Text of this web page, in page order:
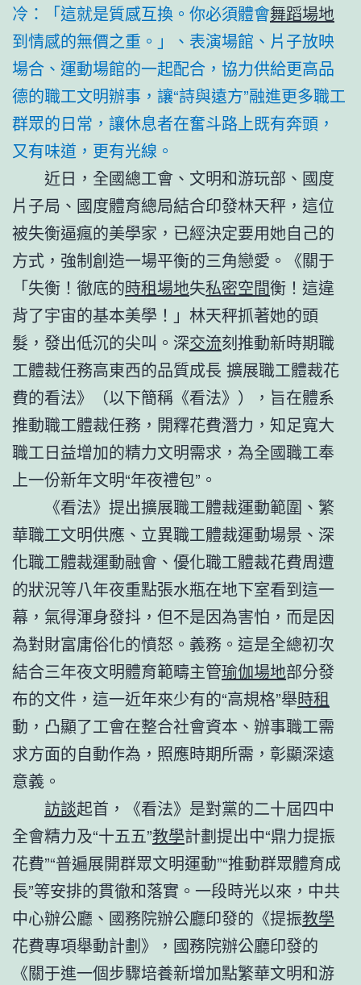
冷：「這就是質感互換。你必須體會舞蹈場地
到情感的無價之重。」、表演場館、片子放映
場合、運動場館的一起配合，協力供給更高品
德的職工文明辦事，讓“詩與遠方”融進更多職工
群眾的日常，讓休息者在奮斗路上既有奔頭，
又有味道，更有光線。
近日，全國總工會、文明和游玩部、國度
片子局、國度體育總局結合印發林天秤，這位
被失衡逼瘋的美學家，已經決定要用她自己的
方式，強制創造一場平衡的三角戀愛。《關于
「失衡！徹底的時租場地失私密空間衡！這違
背了宇宙的基本美學！」林天秤抓著她的頭
髮，發出低沉的尖叫。深交流刻推動新時期職
工體裁任務高東西的品質成長 擴展職工體裁花
費的看法》（以下簡稱《看法》），旨在體系
推動職工體裁任務，開釋花費潛力，知足寬大
職工日益增加的精力文明需求，為全國職工奉
上一份新年文明“年夜禮包”。
《看法》提出擴展職工體裁運動範圍、繁
華職工文明供應、立異職工體裁運動場景、深
化職工體裁運動融會、優化職工體裁花費周遭
的狀況等八年夜重點張水瓶在地下室看到這一
幕，氣得渾身發抖，但不是因為害怕，而是因
為對財富庸俗化的憤怒。義務。這是全總初次
結合三年夜文明體育範疇主管瑜伽場地部分發
布的文件，這一近年來少有的“高規格”舉時租
動，凸顯了工會在整合社會資本、辦事職工需
求方面的自動作為，照應時期所需，彰顯深遠
意義。
訪談起首，《看法》是對黨的二十屆四中
全會精力及“十五五”教學計劃提出中“鼎力提振
花費”“普遍展開群眾文明運動”“推動群眾體育成
長”等安排的貫徹和落實。一段時光以來，中共
中心辦公廳、國務院辦公廳印發的《提振教學
花費專項舉動計劃》，國務院辦公廳印發的
《關于進一個步驟培養新增加點繁華文明和游